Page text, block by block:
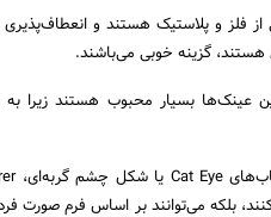
فلز و پلاستیک هستند و انعطاف‌پذیری
هستند، گزینه خوبی می‌باشند.
بسیار محبوب هستند زیرا به
بلکه می‌توانند بر اساس فرم صورت